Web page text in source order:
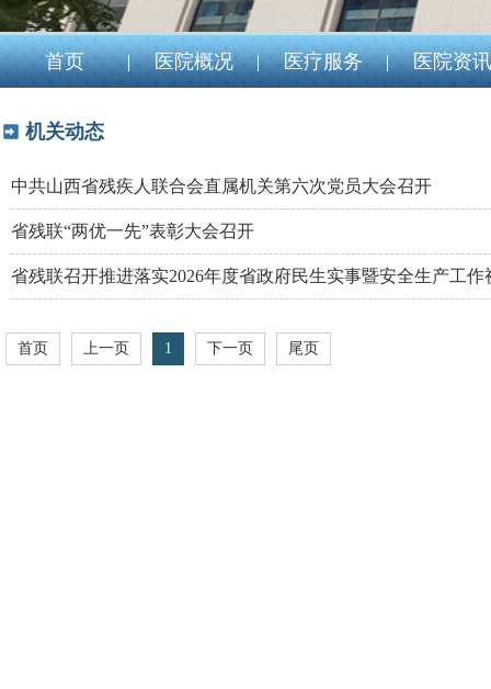
首页 医院概况 医疗服务 医院资讯
机关动态
中共山西省残疾人联合会直属机关第六次党员大会召开
省残联“两优一先”表彰大会召开
省残联召开推进落实2026年度省政府民生实事暨安全生产工作
首页 上一页 1 下一页 尾页